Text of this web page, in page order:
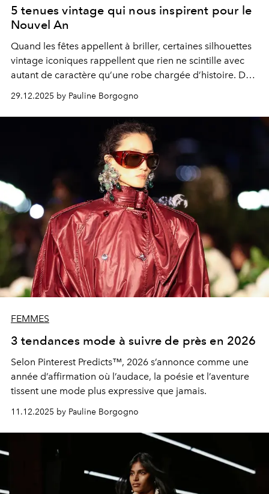
5 tenues vintage qui nous inspirent pour le
Nouvel An
Quand les fêtes appellent à briller, certaines silhouettes
vintage iconiques rappellent que rien ne scintille avec
autant de caractère qu’une robe chargée d’histoire. De
quoi s'inspirer pour notre propre look du 31 décembre.
29.12.2025 by Pauline Borgogno
FEMMES
3 tendances mode à suivre de près en 2026
Selon Pinterest Predicts™, 2026 s’annonce comme une
année d’affirmation où l’audace, la poésie et l’aventure
tissent une mode plus expressive que jamais.
11.12.2025 by Pauline Borgogno